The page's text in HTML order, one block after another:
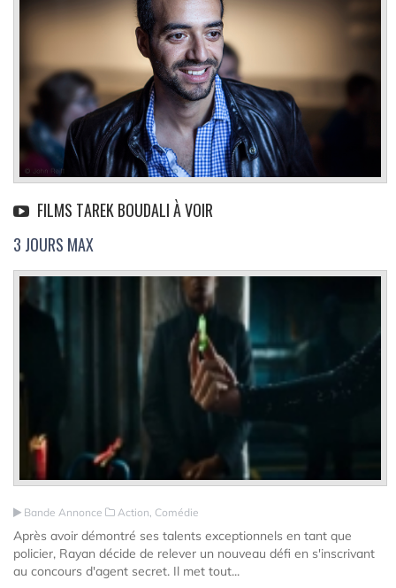
FILMS TAREK BOUDALI À VOIR
3 JOURS MAX
Bande Annonce Action, Comédie
Après avoir démontré ses talents exceptionnels en tant que
policier, Rayan décide de relever un nouveau défi en s'inscrivant
au concours d'agent secret. Il met tout...